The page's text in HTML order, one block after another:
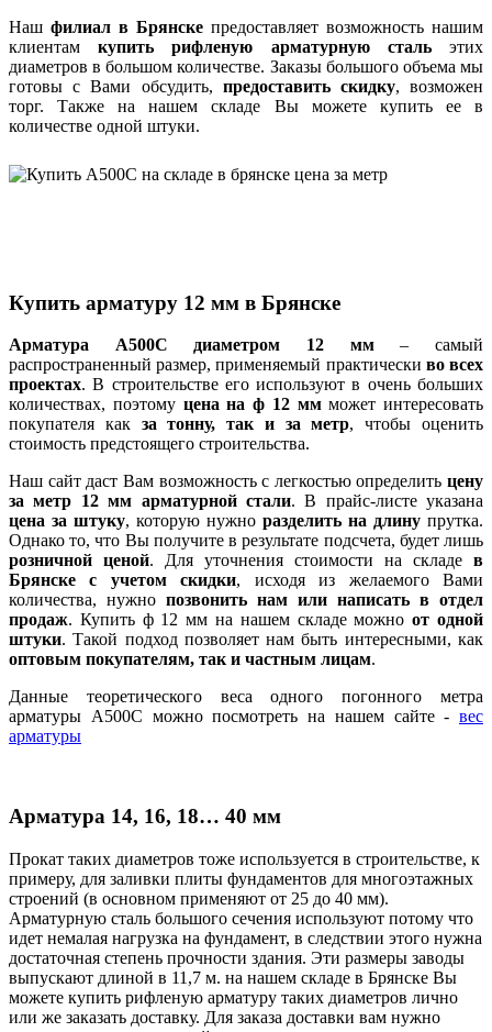
Наш филиал в Брянске предоставляет возможность нашим
клиентамкупить рифленую арматурную стальэтих
диаметров в большом количестве. Заказы большого объема мы
готовы с Вами обсудить, предоставить скидку, возможен
торг. Также на нашем складе Вы можете купить ее в
количестве одной штуки.
Купить арматуру 12 мм в Брянске
Арматура А500С диаметром 12 мм– самый
распространенный размер, применяемый практически во всех
проектах. В строительстве его используют в очень больших
количествах, поэтому цена на ф 12 ммможет интересовать
покупателя как за тонну, так и за метр, чтобы оценить
стоимость предстоящего строительства.
Наш сайт даст Вам возможность с легкостью определить цену
за метр 12 мм арматурной стали. В прайс-листе указана
цена за штуку, которую нужно разделить на длину прутка.
Однако то, что Вы получите в результате подсчета, будет лишь
розничной ценой. Для уточнения стоимости на складе в
Брянске с учетом скидки, исходя из желаемого Вами
количества, нужно позвонить нам или написать в отдел
продаж. Купить ф 12 мм на нашем складе можноот одной
штуки. Такой подход позволяет нам быть интересными, как
оптовым покупателям, так и частным лицам.
Данные теоретического веса одного погонного метра
арматуры А500С можно посмотреть на нашем сайте - вес
арматуры
Арматура 14, 16, 18… 40 мм
Прокат таких диаметров тоже используется в строительстве, к
примеру, для заливки плиты фундаментов для многоэтажных
строений (в основном применяют от 25 до 40 мм).
Арматурную сталь большого сечения используют потому что
идет немалая нагрузка на фундамент, в следствии этого нужна
достаточная степень прочности здания. Эти размеры заводы
выпускают длиной в 11,7 м. на нашем складе в Брянске Вы
можете купить рифленую арматуру таких диаметров лично
или же заказать доставку. Для заказа доставки вам нужно